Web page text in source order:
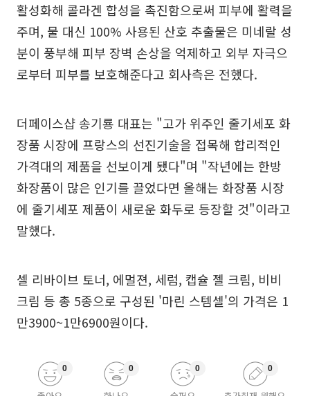
활성화해 콜라겐 합성을 촉진함으로써 피부에 활력을
주며, 물 대신 100% 사용된 산호 추출물은 미네랄 성
분이 풍부해 피부 장벽 손상을 억제하고 외부 자극으
로부터 피부를 보호해준다고 회사측은 전했다.
더페이스샵 송기룡 대표는 "고가 위주인 줄기세포 화
장품 시장에 프랑스의 선진기술을 접목해 합리적인
가격대의 제품을 선보이게 됐다"며 "작년에는 한방
화장품이 많은 인기를 끌었다면 올해는 화장품 시장
에 줄기세포 제품이 새로운 화두로 등장할 것"이라고
말했다.
셀 리바이브 토너, 에멀젼, 세럼, 캡슐 젤 크림, 비비
크림 등 총 5종으로 구성된 '마린 스템셀'의 가격은 1
만3900~1만6900원이다.
0 0 0 0